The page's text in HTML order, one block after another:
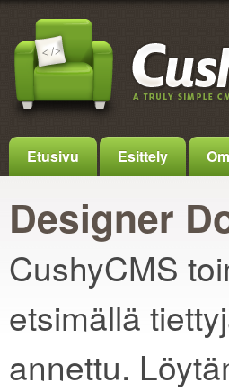
Etusivu Esittely
Designer
CushyCMS
etsimällä
annettu.